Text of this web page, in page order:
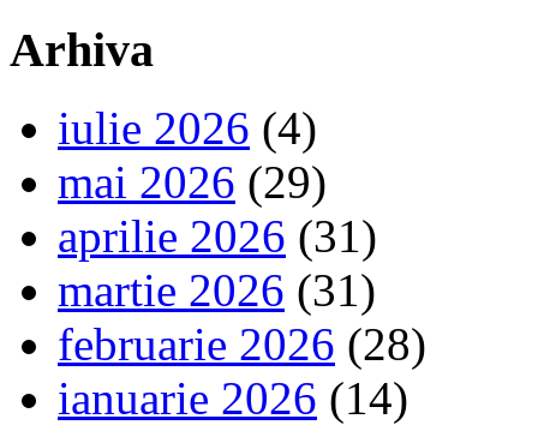
Arhiva
iulie 2026 (4)
mai 2026 (29)
aprilie 2026 (31)
martie 2026 (31)
februarie 2026 (28)
ianuarie 2026 (14)